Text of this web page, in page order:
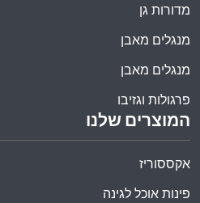
המוצרים שלנו
אקססוריז
פינות אוכל לגינה
מדורות גן
מנגלים מאבן
מנגלים מאבן
פרגולות וגזיבו